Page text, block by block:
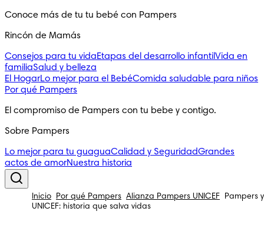
Conoce más de tu tu bebé con Pampers
Rincón de Mamás
Consejos para tu vidaEtapas del desarrollo infantilVida en
familiaSalud y belleza
El HogarLo mejor para el BebéComida saludable para niños
Por qué Pampers
El compromiso de Pampers con tu bebe y contigo.
Sobre Pampers
Lo mejor para tu guaguaCalidad y SeguridadGrandes
actos de amorNuestra historia
Inicio Por qué Pampers Alianza Pampers UNICEF
Pampers y
UNICEF: historia que salva vidas